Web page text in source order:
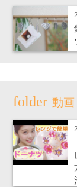
動画